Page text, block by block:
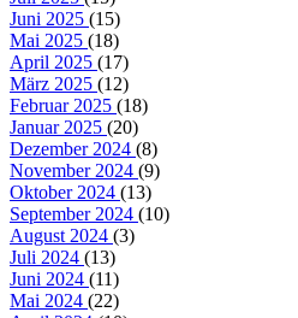
Juni 2025 (15)
Mai 2025 (18)
April 2025 (17)
März 2025 (12)
Februar 2025 (18)
Januar 2025 (20)
Dezember 2024 (8)
November 2024 (9)
Oktober 2024 (13)
September 2024 (10)
August 2024 (3)
Juli 2024 (13)
Juni 2024 (11)
Mai 2024 (22)